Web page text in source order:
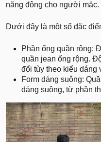
năng động cho người mặc.
Dưới đây là một số đặc
Phần ống quần rộng:
quần jean ống rộng.
đổi tùy theo kiểu
Form dáng suông:
dáng suông, từ phần